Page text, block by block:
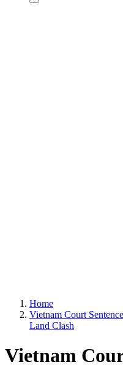
Home
Vietnam Court
Land Clash
Vietnam